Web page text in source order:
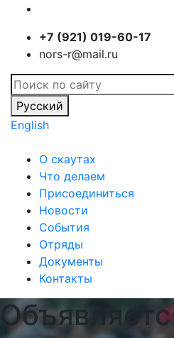
+7 (921) 019-60-17
nors-r@mail.ru
Русский
English
О скаутах
Что делаем
Присоединиться
Новости
События
Отряды
Документы
Контакты